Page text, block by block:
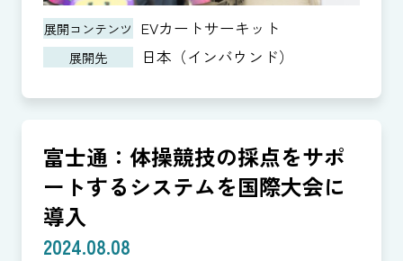
展開コンテンツ EVカートサーキット
展開先 日本（インバウンド）
富士通：体操競技の採点をサポ
ートするシステムを国際大会に
導入
2024.08.08